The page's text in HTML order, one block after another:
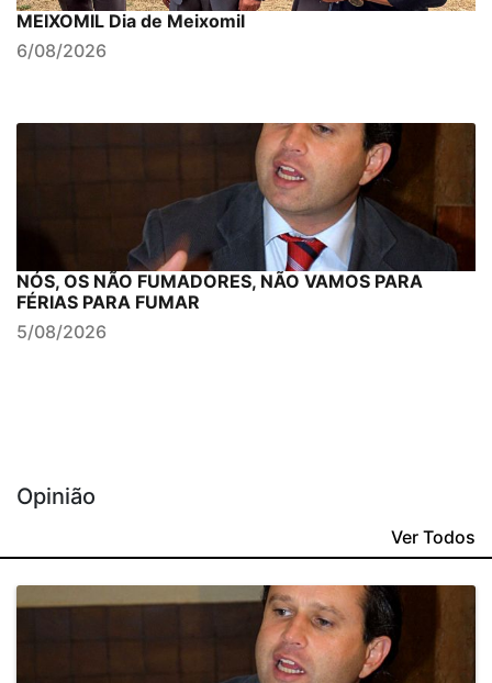
MEIXOMIL Dia de Meixomil
6/08/2026
NÓS, OS NÃO FUMADORES, NÃO VAMOS PARA
FÉRIAS PARA FUMAR
5/08/2026
Opinião
Ver Todos